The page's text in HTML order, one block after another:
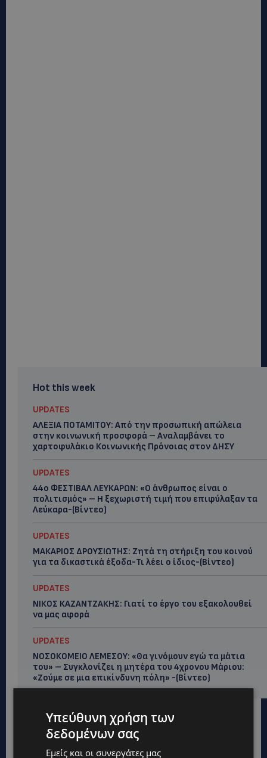
Hot this week
UPDATES
ΑΛΕΞΙΑ ΠΟΤΑΜΙΤΟΥ: Από την προσωπική απώλεια
στην κοινωνική προσφορά – Αναλαμβάνει το
χαρτοφυλάκιο Κοινωνικής Πρόνοιας στον ΔΗΣΥ
UPDATES
44ο ΦΕΣΤΙΒΑΛ ΛΕΥΚΑΡΩΝ: «Ο άνθρωπος είναι ο
πολιτισμός» – Η ξεχωριστή τιμή που επιφύλαξαν τα
Λεύκαρα-(Βίντεο)
UPDATES
ΜΑΚΑΡΙΟΣ ΔΡΟΥΣΙΩΤΗΣ: Ζητά τη στήριξη του κοινού
για τα δικαστικά έξοδα-Τι λέει ο ίδιος-(Βίντεο)
UPDATES
ΝΙΚΟΣ ΚΑΖΑΝΤΖΑΚΗΣ: Γιατί το έργο του εξακολουθεί
να μας αφορά
UPDATES
ΝΟΣΟΚΟΜΕΙΟ ΛΕΜΕΣΟΥ: «Θα γινόμουν εγώ τα μάτια
του» – Συγκλονίζει η μητέρα του 4χρονου Μάριου:
«Ζούμε σε μια επικίνδυνη πόλη» -(Βίντεο)
Υπεύθυνη χρήση των
δεδομένων σας
Εμείς και οι συνεργάτες μας